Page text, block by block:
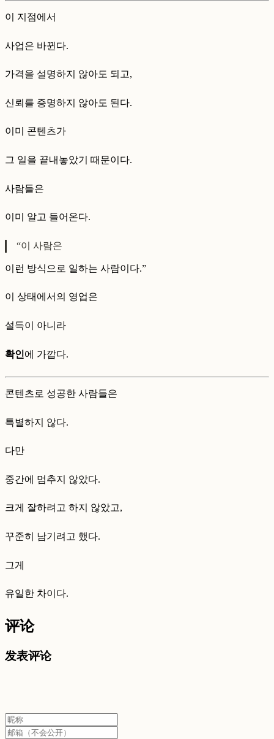
이 지점에서
사업은 바뀐다.
가격을 설명하지 않아도 되고,
신뢰를 증명하지 않아도 된다.
이미 콘텐츠가
그 일을 끝내놓았기 때문이다.
사람들은
이미 알고 들어온다.
“이 사람은
이런 방식으로 일하는 사람이다.”
이 상태에서의 영업은
설득이 아니라
확인에 가깝다.
콘텐츠로 성공한 사람들은
특별하지 않다.
다만
중간에 멈추지 않았다.
크게 잘하려고 하지 않았고,
꾸준히 남기려고 했다.
그게
유일한 차이다.
评论
发表评论